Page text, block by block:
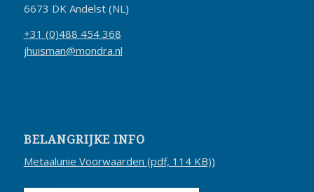
6673 DK Andelst (NL)
+31 (0)488 454 368
jhuisman@mondra.nl
BELANGRIJKE INFO
Metaalunie Voorwaarden (pdf, 114 KB))